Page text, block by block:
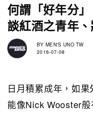
何謂「好年分」
談紅酒之青年
BY MEN'S UNO TW
2016-07-08
日月積累成年，如
能像Nick Wooster